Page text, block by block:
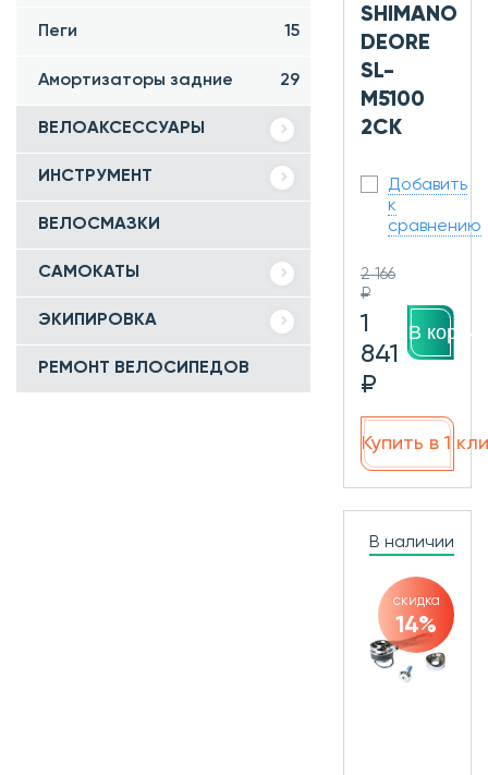
Пеги 15
Амортизаторы задние 29
ВЕЛОАКСЕССУАРЫ
ИНСТРУМЕНТ
ВЕЛОСМАЗКИ
САМОКАТЫ
ЭКИПИРОВКА
РЕМОНТ ВЕЛОСИПЕДОВ
SHIMANO
DEORE
SL-
M5100
2СК
Добавить
к
сравнению
2 166
₽
1
841
₽
В
Купить в 1
В наличии
скидка
14%